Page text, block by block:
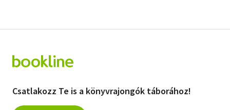
Csatlakozz Te is a könyvrajongók táborához!